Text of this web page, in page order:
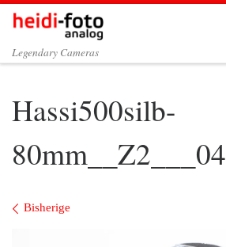
Zum Inhalt springen
Legendary Cameras
Hassi500silb-
80mm__Z2___04
Bilder Navigation
Bisherige